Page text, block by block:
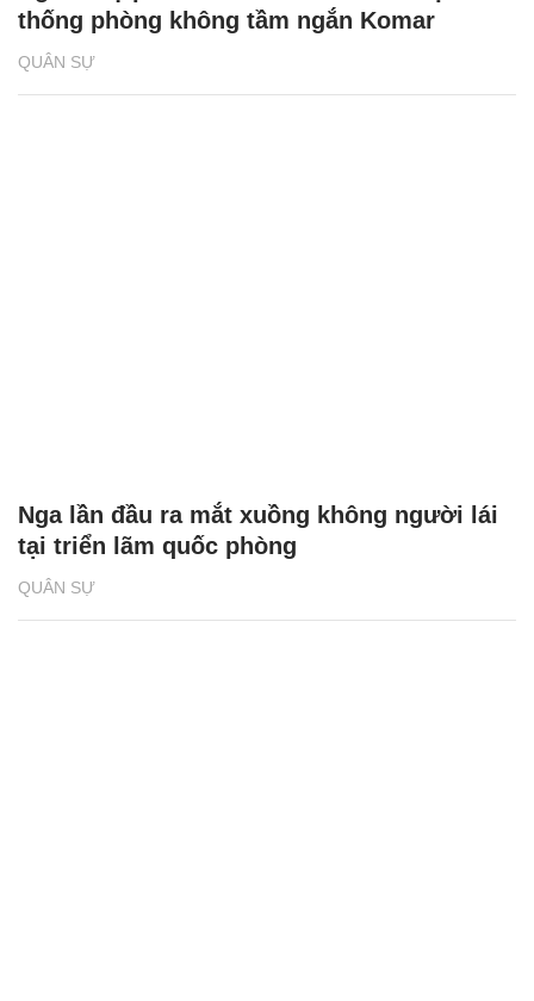
QUÂN SỰ
thống phòng không tầm ngắn Komar
QUÂN SỰ
Nga lần đầu ra mắt xuồng không người lái
tại triển lãm quốc phòng